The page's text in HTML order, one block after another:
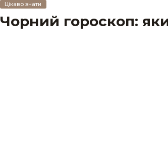
Цікаво знати
Чорний гороскоп: